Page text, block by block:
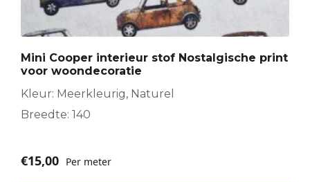
Mini Cooper interieur stof Nostalgische print
voor woondecoratie
Kleur: Meerkleurig, Naturel
Breedte: 140
€15,00 Per meter